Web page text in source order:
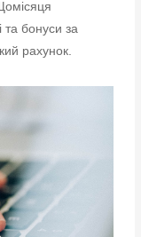
та бонуси за
рахунок.